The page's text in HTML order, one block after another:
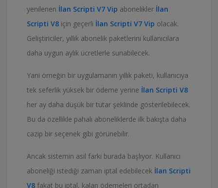
yenilenen İlan Scripti V7 Vip abonelikler İlan
Scripti V8 için geçerli İlan Scripti V7 Vip olacak.
Geliştiriciler, yıllık abonelik paketlerini kullanıcılara
daha uygun aylık ücretlerle sunabilecek.
Yani örneğin bir uygulamanın yıllık paketi, kullanıcıya
tek seferlik yüksek bir ödeme yerine İlan Scripti V8
her ay daha düşük bir tutar şeklinde gösterilebilecek.
Bu da özellikle pahalı aboneliklerde ilk bakışta daha
cazip bir seçenek gibi görünebilir.
Ancak sistemin asıl farkı burada başlıyor. Kullanıcı
aboneliği istediği zaman iptal edebilecek İlan Scripti
V8 fakat bu iptal, kalan ödemeleri ortadan